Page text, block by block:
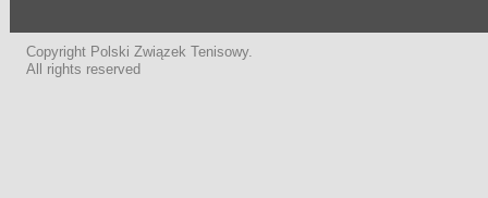
Copyright Polski Związek Tenisowy.
All rights reserved